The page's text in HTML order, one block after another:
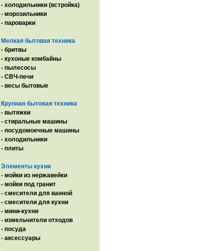
- холодильники (встройка)
- морозильники
- пароварки
.
Мелкая бытовая техника
- бритвы
- кухоные комбайны
- пылесосы
- СВЧ-печи
- весы бытовые
.
Крупная бытовая техника
- вытяжки
- стиральные машины
- посудомоечные машины
- холодильники
- плиты
.
Элементы кухни
- мойки из нержавейки
- мойки под гранит
- смесители для ванной
- смесители для кухни
- мини-кухни
- измельчители отходов
- посуда
- аксессуары
.